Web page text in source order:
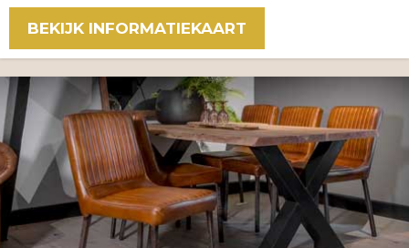
BEKIJK INFORMATIEKAART